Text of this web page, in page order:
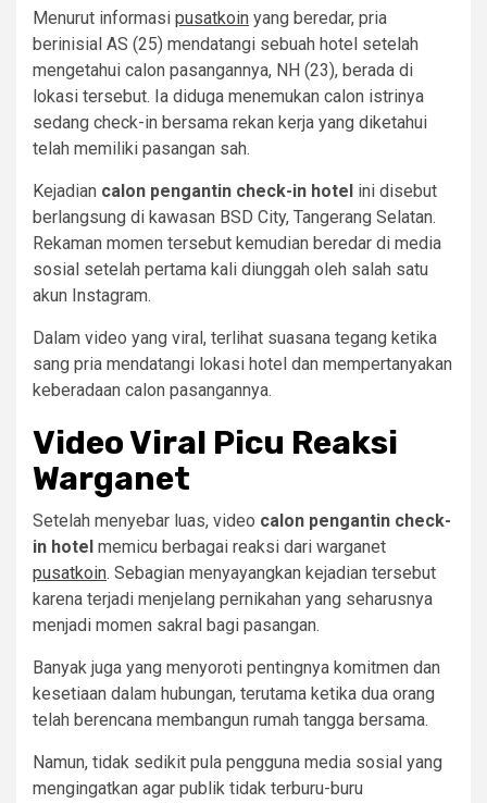
Menurut informasi pusatkoin yang beredar, pria
berinisial AS (25) mendatangi sebuah hotel setelah
mengetahui calon pasangannya, NH (23), berada di
lokasi tersebut. Ia diduga menemukan calon istrinya
sedang check-in bersama rekan kerja yang diketahui
telah memiliki pasangan sah.
Kejadian calon pengantin check-in hotel ini disebut
berlangsung di kawasan BSD City, Tangerang Selatan.
Rekaman momen tersebut kemudian beredar di media
sosial setelah pertama kali diunggah oleh salah satu
akun Instagram.
Dalam video yang viral, terlihat suasana tegang ketika
sang pria mendatangi lokasi hotel dan mempertanyakan
keberadaan calon pasangannya.
Video Viral Picu Reaksi
Warganet
Setelah menyebar luas, video calon pengantin check-
in hotel memicu berbagai reaksi dari warganet
pusatkoin. Sebagian menyayangkan kejadian tersebut
karena terjadi menjelang pernikahan yang seharusnya
menjadi momen sakral bagi pasangan.
Banyak juga yang menyoroti pentingnya komitmen dan
kesetiaan dalam hubungan, terutama ketika dua orang
telah berencana membangun rumah tangga bersama.
Namun, tidak sedikit pula pengguna media sosial yang
mengingatkan agar publik tidak terburu-buru